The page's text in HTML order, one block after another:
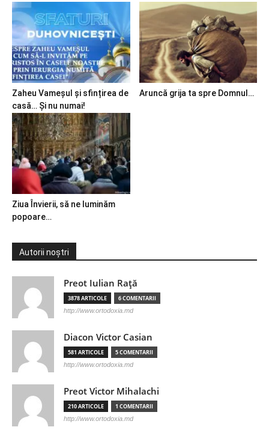
Zaheu Vameșul și sfințirea de
casă… Și nu numai!
Aruncă grija ta spre Domnul…
Ziua Învierii, să ne luminăm
popoare…
Autorii noștri
Preot Iulian Raţă
3878 ARTICOLE 6 COMENTARII
http://www.ortodoxia.md
Diacon Victor Casian
581 ARTICOLE 5 COMENTARII
http://www.ortodoxia.md
Preot Victor Mihalachi
210 ARTICOLE 1 COMENTARII
http://www.ortodoxia.md